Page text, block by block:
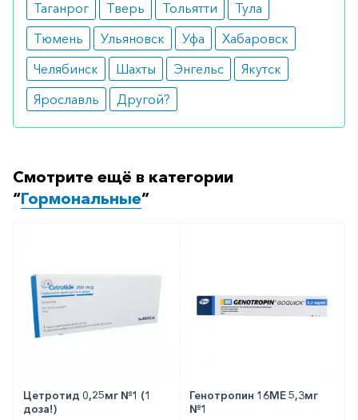
с любого телефона по РФ)
Таганрог
Тверь Тольятти
Тула
Тюмень
Ульяновск Уфа
Хабаровск
Челябинск
Шахты Энгельс
Якутск
Ярославль
Другой?
Смотрите ещё в категории
“Гормональные”
Цетротид 0,25мг №1 (1
доза!)
Генотропин 16МЕ 5,3мг
№1